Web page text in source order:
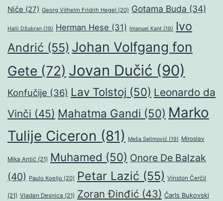
Niče (27) Georg Vilhelm Fridrih Hegel (20) Gotama Buda (34)
Halil Džubran (19) Herman Hese (31) Imanuel Kant (19)
Ivo
Andrić (55) Johan Volfgang fon
Gete (72) Jovan Dučić (90)
Konfučije (36) Lav Tolstoj (50) Leonardo da
Vinči (45) Mahatma Gandi (50) Marko
Tulije Ciceron (81) Meša Selimović (19) Miroslav
Mika Antić (21) Muhamed (50) Onore De Balzak
(40) Paulo Koeljo (20) Petar Lazić (55) Vinston Čerčil
(21) Vladan Desnica (21) Zoran Đinđić (43) Čarls Bukovski